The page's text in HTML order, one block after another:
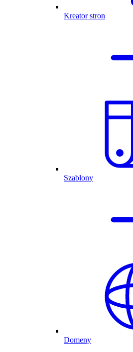
Kreator stron
Szablony
Domeny